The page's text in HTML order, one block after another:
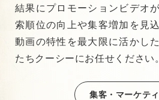
結果にプロモーションビデオ
索順位の向上や集客増加を見
動画の特性を最大限に活かし
たちクーシーにお任せください
集客・マーケテ